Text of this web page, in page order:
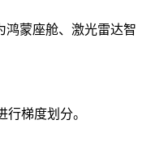
鸿蒙座舱、激光雷达智
梯度划分。